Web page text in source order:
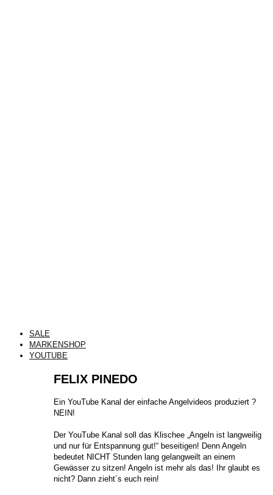
SALE
MARKENSHOP
YOUTUBE
FELIX PINEDO
​Ein YouTube Kanal der einfache Angelvideos produziert ?
NEIN!
Der YouTube Kanal soll das Klischee „Angeln ist langweilig
und nur für Entspannung gut!“ beseitigen! Denn Angeln
bedeutet NICHT Stunden lang gelangweilt an einem
Gewässer zu sitzen! Angeln ist mehr als das! Ihr glaubt es
nicht? Dann zieht´s euch rein!